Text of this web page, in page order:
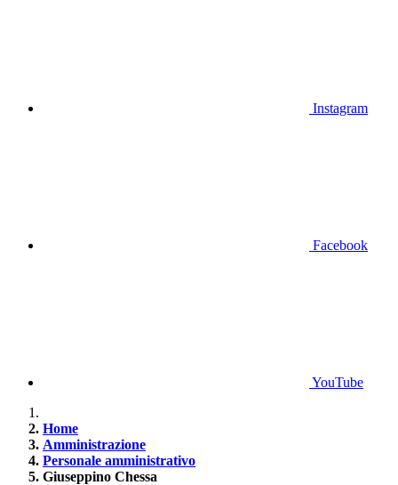
Instagram
Facebook
YouTube
Home
Amministrazione
Personale amministrativo
Giuseppino Chessa